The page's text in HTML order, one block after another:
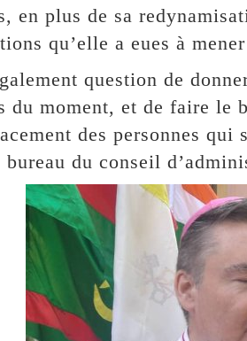
en plus de sa
qu’elle a eues à
question de
du moment, et de faire le
des personnes qui
bureau du conseil